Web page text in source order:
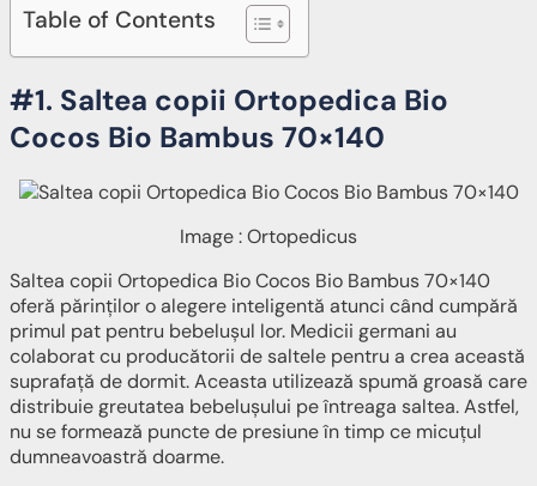
Table of Contents
#1. Saltea copii Ortopedica Bio
Cocos Bio Bambus 70×140
Image : Ortopedicus
Saltea copii Ortopedica Bio Cocos Bio Bambus 70×140
oferă părinților o alegere inteligentă atunci când cumpără
primul pat pentru bebelușul lor. Medicii germani au
colaborat cu producătorii de saltele pentru a crea această
suprafață de dormit. Aceasta utilizează spumă groasă care
distribuie greutatea bebelușului pe întreaga saltea. Astfel,
nu se formează puncte de presiune în timp ce micuțul
dumneavoastră doarme.